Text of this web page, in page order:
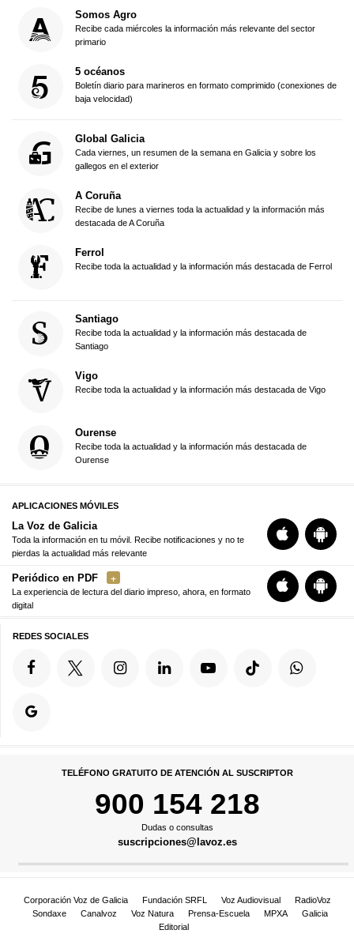
Somos Agro
Recibe cada miércoles la información más relevante del sector
primario
5 océanos
Boletín diario para marineros en formato comprimido (conexiones de
baja velocidad)
Global Galicia
Cada viernes, un resumen de la semana en Galicia y sobre los
gallegos en el exterior
A Coruña
Recibe de lunes a viernes toda la actualidad y la información más
destacada de A Coruña
Ferrol
Recibe toda la actualidad y la información más destacada de Ferrol
Santiago
Recibe toda la actualidad y la información más destacada de
Santiago
Vigo
Recibe toda la actualidad y la información más destacada de Vigo
Ourense
Recibe toda la actualidad y la información más destacada de
Ourense
APLICACIONES MÓVILES
La Voz de Galicia
Toda la información en tu móvil. Recibe notificaciones y no te
pierdas la actualidad más relevante
Periódico en PDF
La experiencia de lectura del diario impreso, ahora, en formato
digital
REDES SOCIALES
TELÉFONO GRATUITO DE ATENCIÓN AL SUSCRIPTOR
900 154 218
Dudas o consultas
suscripciones@lavoz.es
Corporación Voz de Galicia Fundación SRFL Voz Audiovisual
RadioVoz
Sondaxe
Canalvoz Voz Natura Prensa-Escuela MPXA
Galicia
Editorial